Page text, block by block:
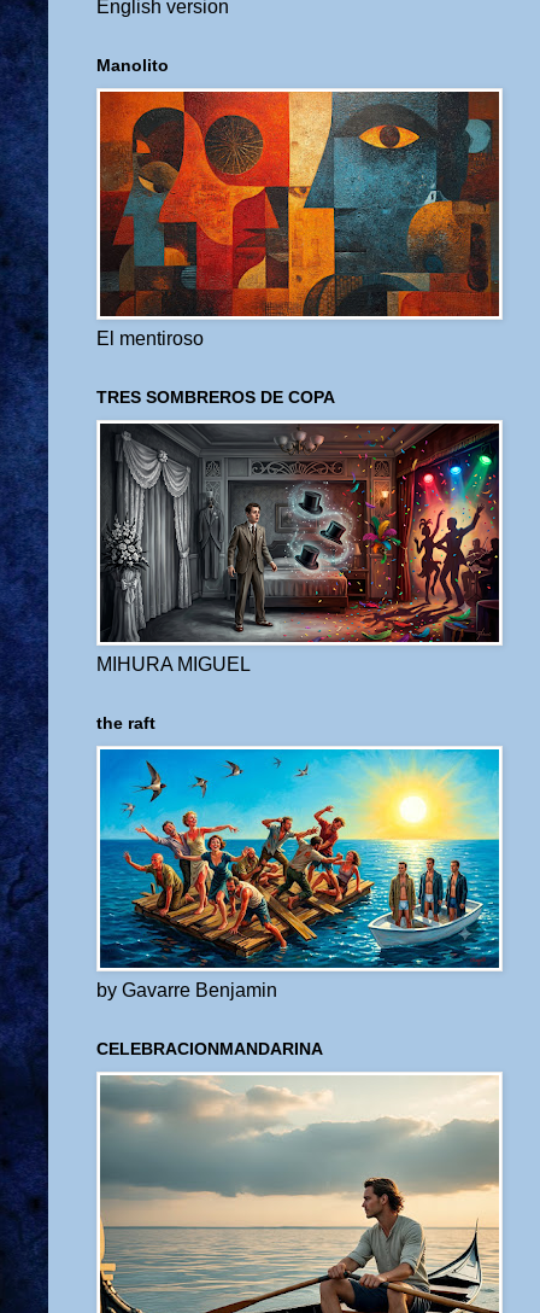
English version
Manolito
El mentiroso
TRES SOMBREROS DE COPA
MIHURA MIGUEL
the raft
by Gavarre Benjamin
CELEBRACIONMANDARINA